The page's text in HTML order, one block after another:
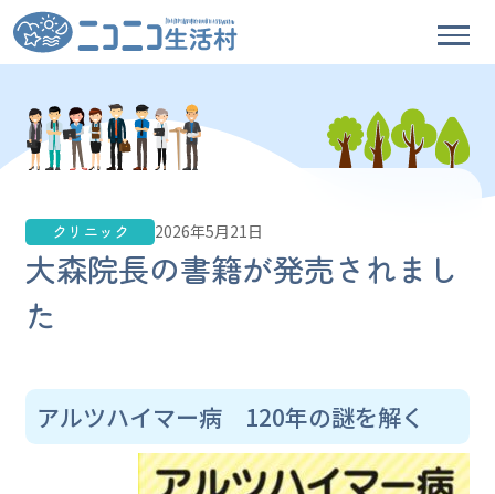
クリニック 2026年5月21日
大森院長の書籍が発売されまし
た
アルツハイマー病 120年の謎を解く